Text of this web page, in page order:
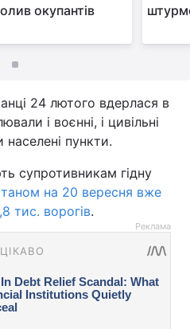
окупантів
24 лютого вдерлася в
і воєнні, і цивільні
населені пункти.
супротивникам гідну
на 20 вересня вже
тис. ворогів.
Реклама